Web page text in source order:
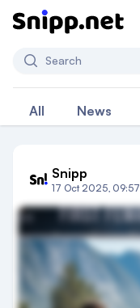
Search
All News
Snipp
17 Oct 2025, 09:57